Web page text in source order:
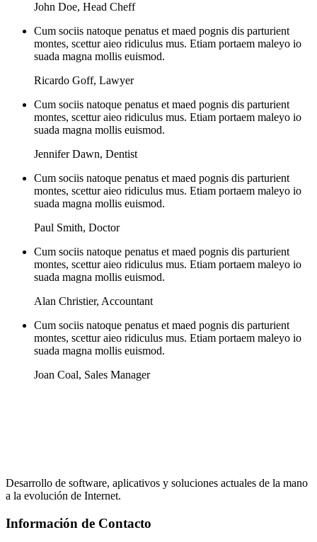
John Doe, Head Cheff
Cum sociis natoque penatus et maed pognis dis parturient
montes, scettur aieo ridiculus mus. Etiam portaem maleyo io
suada magna mollis euismod.
Ricardo Goff, Lawyer
Cum sociis natoque penatus et maed pognis dis parturient
montes, scettur aieo ridiculus mus. Etiam portaem maleyo io
suada magna mollis euismod.
Jennifer Dawn, Dentist
Cum sociis natoque penatus et maed pognis dis parturient
montes, scettur aieo ridiculus mus. Etiam portaem maleyo io
suada magna mollis euismod.
Paul Smith, Doctor
Cum sociis natoque penatus et maed pognis dis parturient
montes, scettur aieo ridiculus mus. Etiam portaem maleyo io
suada magna mollis euismod.
Alan Christier, Accountant
Cum sociis natoque penatus et maed pognis dis parturient
montes, scettur aieo ridiculus mus. Etiam portaem maleyo io
suada magna mollis euismod.
Joan Coal, Sales Manager
Desarrollo de software, aplicativos y soluciones actuales de la mano
a la evolución de Internet.
Información de Contacto